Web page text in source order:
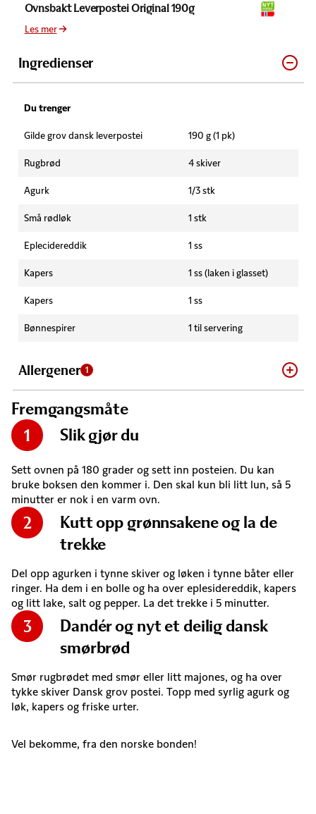
Fremgangsmåte
1
Slik gjør du
Sett ovnen på 180 grader og sett inn posteien. Du kan
bruke boksen den kommer i. Den skal kun bli litt lun, så 5
minutter er nok i en varm ovn.
2
Kutt opp grønnsakene og la de
trekke
Del opp agurken i tynne skiver og løken i tynne båter eller
ringer. Ha dem i en bolle og ha over eplesidereddik, kapers
og litt lake, salt og pepper. La det trekke i 5 minutter.
3
Dandér og nyt et deilig dansk
smørbrød
Smør rugbrødet med smør eller litt majones, og ha over
tykke skiver Dansk grov postei. Topp med syrlig agurk og
løk, kapers og friske urter.
Vel bekomme, fra den norske bonden!
Ovnsbakt Leverpostei Original 190g
Les mer
Ingredienser
Du trenger
Gilde grov dansk leverpostei 190 g (1 pk)
Rugbrød 4 skiver
Agurk 1/3 stk
Små rødløk 1 stk
Eplecidereddik 1 ss
Kapers 1 ss (laken i glasset)
Kapers 1 ss
Bønnespirer 1 til servering
Allergener 1